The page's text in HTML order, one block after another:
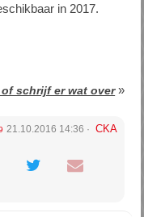
in 2017.
schrijf er wat over»
21.10.2016 14:36 CKA